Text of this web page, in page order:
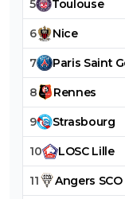
5 Toulouse
6 Nice
7 Paris Saint
8 Rennes
9 Strasbourg
10 LOSC Lille
11 Angers SCO